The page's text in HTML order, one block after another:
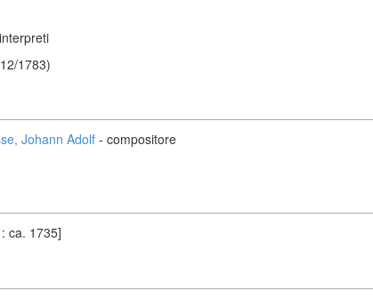
1783)
Johann Adolf- compositore
ca. 1735]